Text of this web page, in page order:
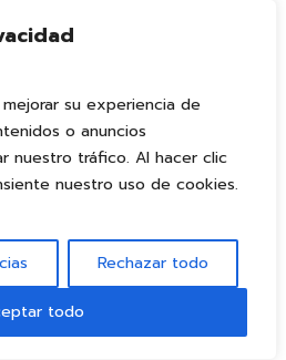
su experiencia de
o anuncios
nuestro tráfico. Al hacer clic
nuestro uso de cookies.
Rechazar todo
todo